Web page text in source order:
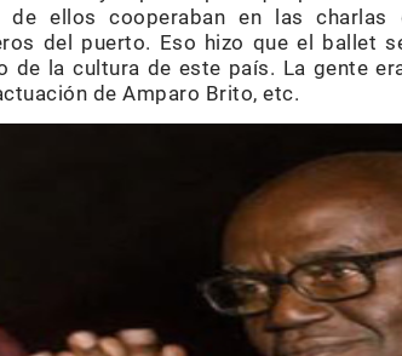
de ellos cooperaban en las
del puerto. Eso hizo que el ballet
de la cultura de este país. La gente
de Amparo Brito, etc.